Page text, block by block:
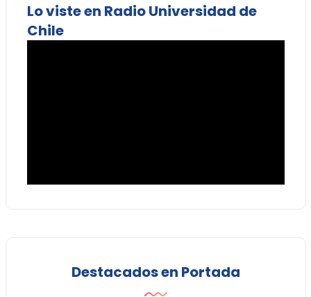
Lo viste en Radio Universidad de
Chile
Destacados en Portada